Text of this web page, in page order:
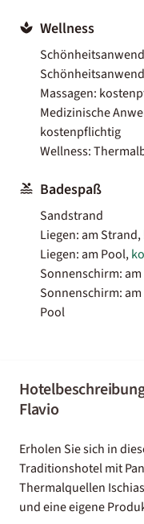
Wellness
Massagen:
Medizinische
kostenpflichtig
Wellness:
Badespaß
Sandstrand
Liegen: am
Liegen: am Pool,
Sonnenschirm:
Sonnenschirm:
Pool
Flavio
Erholen Sie sich in
Traditionshotel mit
Thermalquellen
und eine eigene